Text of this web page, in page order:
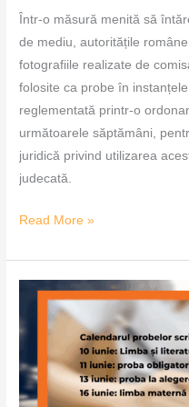
Într-o măsură menită să
de mediu, autoritățile
fotografiile realizate de
folosite ca probe în
reglementată printr-o
următoarele săptămâni,
juridică privind utilizarea
judecată.
Read More »
Bacalaureatul
2025:
peste
3.600
de
candidați